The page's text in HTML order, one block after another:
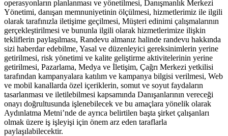
operasyonların planlanması ve yönetilmesi, Danışmanlık Merkezi
Yönetimi, danışan memnuniyetinin ölçülmesi, hizmetlerimiz ile ilgili
olarak tarafınızla iletişime geçilmesi, Müşteri edinimi çalışmalarının
gerçekleştirilmesi ve bununla ilgili olarak hizmetlerimize ilişkin
tekliflerin paylaşılması, Randevu almanız halinde randevu hakkında
sizi haberdar edebilme, Yasal ve düzenleyici gereksinimlerin yerine
getirilmesi, risk yönetimi ve kalite geliştirme aktivitelerinin yerine
getirilmesi, Pazarlama, Medya ve İletişim, Çağrı Merkezi yetkilisi
tarafından kampanyalara katılım ve kampanya bilgisi verilmesi, Web
ve mobil kanallarda özel içeriklerin, somut ve soyut faydaların
tasarlanması ve iletilebilmesi kapsamında Danışanlarının vereceği
onayı doğrultusunda işlenebilecek ve bu amaçlara yönelik olarak
Aydınlatma Metni’nde de ayrıca belirtilen başta şirket çalışanları
olmak üzere iş işleyişi için önem arz eden taraflarla
paylaşılabilecektir.